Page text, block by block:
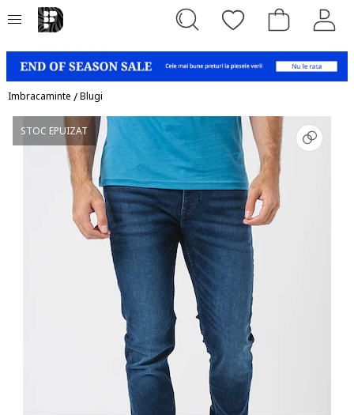
Imbracaminte /Blugi
STOC EPUIZAT